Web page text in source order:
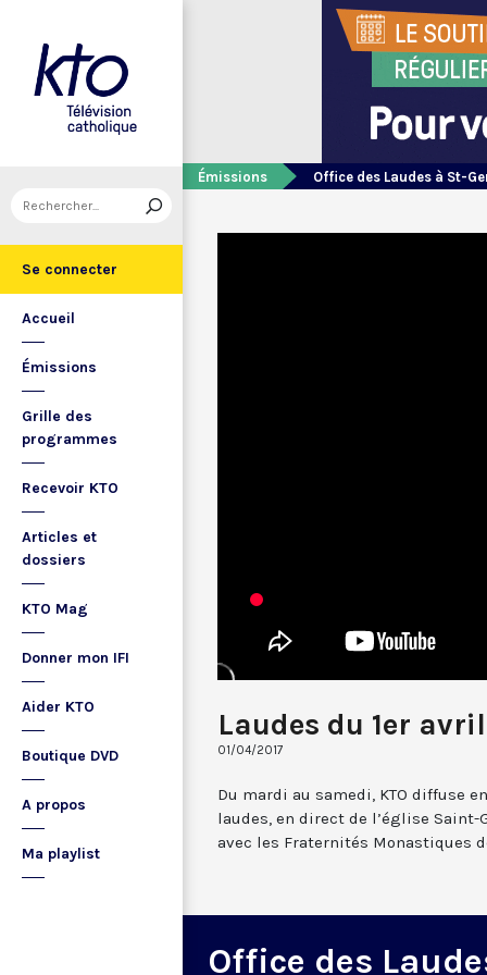
Se connecter
Accueil
Émissions
Grille des
programmes
Recevoir KTO
Articles et
dossiers
KTO Mag
Donner mon IFI
Aider KTO
Boutique DVD
A propos
Ma playlist
Émissions Office des Laudes à St-
Laudes du 1er
01/04/2017
Du mardi au samedi, KTO diffuse
laudes, en direct de l’église
avec les Fraternités Monastiques
Office des